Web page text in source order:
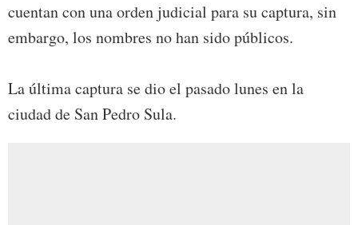
cuentan con una orden judicial para su captura, sin
embargo, los nombres no han sido públicos.
La última captura se dio el pasado lunes en la
ciudad de San Pedro Sula.